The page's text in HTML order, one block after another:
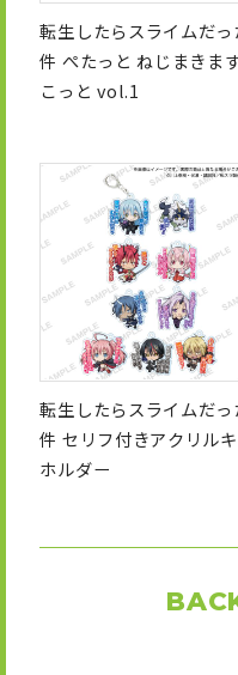
転生したらスライムだっ
件 ぺたっと ねじまきま
こっと vol.1
転生したらスライムだっ
件 セリフ付きアクリル
ホルダー